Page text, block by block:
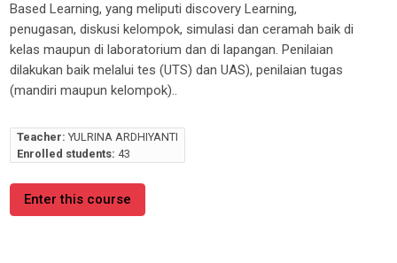
Based Learning, yang meliputi discovery Learning,
penugasan,diskusi kelompok, simulasi dan ceramah baik di
kelas maupun di laboratorium dan di lapangan. Penilaian
dilakukan baik melalui tes (UTS)dan UAS), penilaian tugas
(mandiri maupun kelompok)..
Teacher: YULRINA ARDHIYANTI
Enrolled students: 43
Enter this course